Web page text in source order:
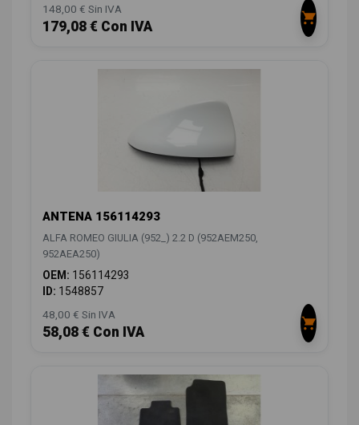
148,00 € Sin IVA
179,08 € Con IVA
ANTENA 156114293
ALFA ROMEO GIULIA (952_) 2.2 D (952AEM250,
952AEA250)
OEM: 156114293
ID: 1548857
48,00 € Sin IVA
58,08 € Con IVA